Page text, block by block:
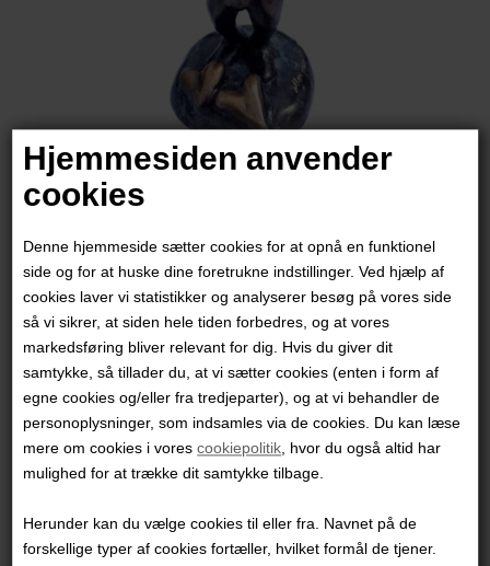
Hjemmesiden anvender
cookies
Denne hjemmeside sætter cookies for at opnå en funktionel
side og for at huske dine foretrukne indstillinger. Ved hjælp af
cookies laver vi statistikker og analyserer besøg på vores side
så vi sikrer, at siden hele tiden forbedres, og at vores
markedsføring bliver relevant for dig. Hvis du giver dit
samtykke, så tillader du, at vi sætter cookies (enten i form af
egne cookies og/eller fra tredjeparter), og at vi behandler de
personoplysninger, som indsamles via de cookies. Du kan læse
mere om cookies i vorescookiepolitik, hvor du også altid har
mulighed for at trække dit samtykke tilbage.
Herunder kan du vælge cookies til eller fra. Navnet på de
forskellige typer af cookies fortæller, hvilket formål de tjener.
Max Højer Jacobsen
5.800,00DKK
"Namaste"
17 x 7 cm.
Unika